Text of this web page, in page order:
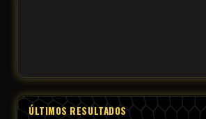
ÚLTIMOS RESULTADOS